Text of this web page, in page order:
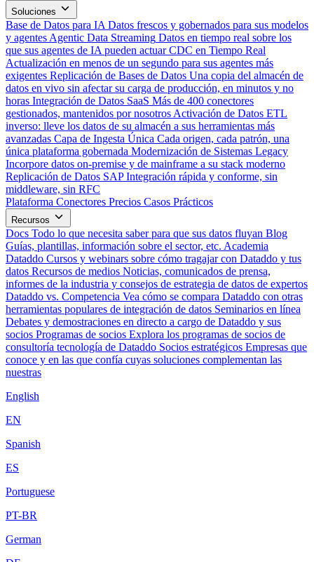
Soluciones
Base de Datos para IA Datos frescos y gobernados para sus modelos
y agentes Agentic Data Streaming Datos en tiempo real sobre los
que sus agentes de IA pueden actuar CDC en Tiempo Real
Actualización en menos de un segundo para sus agentes más
exigentes Replicación de Bases de Datos Una copia del almacén de
datos en vivo sin afectar su carga de producción, en minutos y no
horas Integración de Datos SaaS Más de 400 conectores
gestionados, mantenidos por nosotros Activación de Datos ETL
inverso: lleve los datos de su almacén a sus herramientas más
avanzadas Capa de Ingesta Única Cada origen, cada patrón, una
única plataforma gobernada Modernización de Sistemas Legacy
Incorpore datos on-premise y de mainframe a su stack moderno
Replicación de Datos SAP Integración rápida y conforme, sin
middleware, sin RFC
Plataforma Conectores Precios Casos Prácticos
Recursos
Docs Todo lo que necesita saber para que sus datos fluyan Blog
Guías, plantillas, información sobre el sector, etc. Academia
Dataddo Cursos y webinars sobre cómo tragajar con Dataddo y tus
datos Recursos de medios Noticias, comunicados de prensa,
informes de la industria y consejos de estrategia de datos de expertos
Dataddo vs. Competencia Vea cómo se compara Dataddo con otras
herramientas populares de integración de datos Seminarios en línea
Debates y demostraciones en directo a cargo de Dataddo y sus
socios Programas de socios Explora los programas de socios de
consultoría tecnología de Dataddo Socios estratégicos Empresas que
conoce y en las que confía cuyas soluciones complementan las
nuestras
English
EN
Spanish
ES
Portuguese
PT-BR
German